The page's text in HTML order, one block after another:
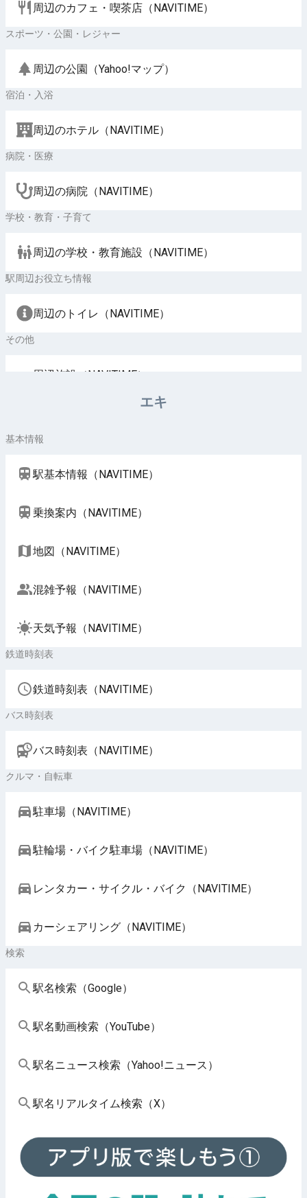
周辺のカフェ・喫茶店（NAVITIME）
スポーツ・公園・レジャー
周辺の公園（Yahoo!マップ）
宿泊・入浴
周辺のホテル（NAVITIME）
病院・医療
周辺の病院（NAVITIME）
学校・教育・子育て
周辺の学校・教育施設（NAVITIME）
駅周辺お役立ち情報
周辺のトイレ（NAVITIME）
その他
周辺施設（NAVITIME）
エキ
基本情報
駅基本情報（NAVITIME）
乗換案内（NAVITIME）
地図（NAVITIME）
混雑予報（NAVITIME）
天気予報（NAVITIME）
鉄道時刻表
鉄道時刻表（NAVITIME）
バス時刻表
バス時刻表（NAVITIME）
クルマ・自転車
駐車場（NAVITIME）
駐輪場・バイク駐車場（NAVITIME）
レンタカー・サイクル・バイク（NAVITIME）
カーシェアリング（NAVITIME）
検索
駅名検索（Google）
駅名動画検索（YouTube）
駅名ニュース検索（Yahoo!ニュース）
駅名リアルタイム検索（X）